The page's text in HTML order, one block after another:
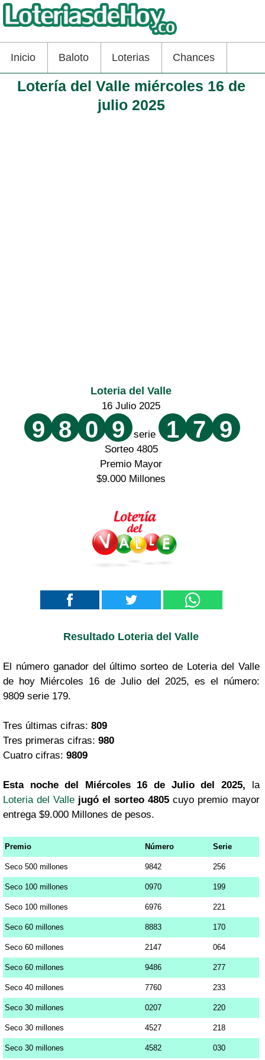
Inicio Baloto Loterias Chances
Lotería del Valle miércoles 16 de
julio 2025
Loteria del Valle
16 Julio 2025
9 8 0 9 serie 1 7 9
Sorteo 4805
Premio Mayor
$9.000 Millones
Resultado Loteria del Valle
El número ganador del último sorteo de Loteria del Valle
de hoy Miércoles 16 de Julio del 2025, es el número:
9809 serie 179.
Tres últimas cifras: 809
Tres primeras cifras: 980
Cuatro cifras: 9809
Esta noche del Miércoles 16 de Julio del 2025, la
Loteria del Valle jugó el sorteo 4805 cuyo premio mayor
entrega $9.000 Millones de pesos.
Premio Número Serie
Seco 500 millones 9842 256
Seco 100 millones 0970 199
Seco 100 millones 6976 221
Seco 60 millones 8883 170
Seco 60 millones 2147 064
Seco 60 millones 9486 277
Seco 40 millones 7760 233
Seco 30 millones 0207 220
Seco 30 millones 4527 218
Seco 30 millones 4582 030